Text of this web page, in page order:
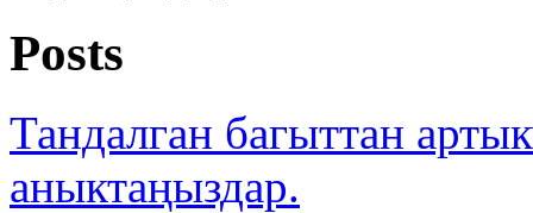
Posts
Тандалган багыттан
аныктаңыздар.